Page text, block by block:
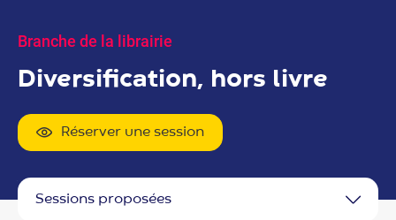
Branche de la librairie
Diversification, hors livre
Réserver une session
sessions proposées